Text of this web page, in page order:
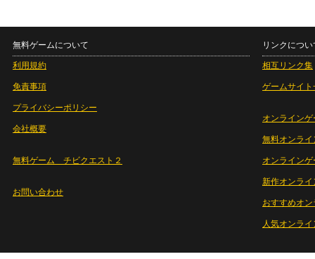
無料ゲームについて
利用規約
免責事項
プライバシーポリシー
会社概要
無料ゲーム チビクエスト２
お問い合わせ
リンクについ
相互リンク集
ゲームサイト
オンラインゲ
無料オンライ
オンライン
新作オンライ
おすすめオ
人気オンラ